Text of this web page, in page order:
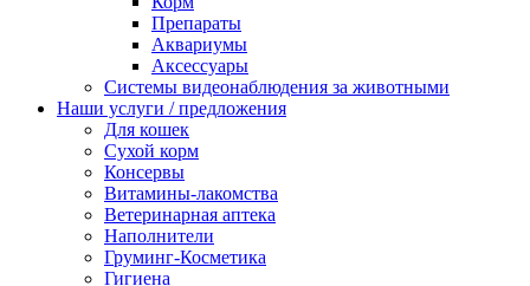
Препараты
Аквариумы
Аксессуары
Cистемы видеонаблюдения за животными
Наши услуги / предложения
Для кошек
Сухой корм
Консервы
Витамины-лакомства
Ветеринарная аптека
Наполнители
Груминг-Косметика
Гигиена